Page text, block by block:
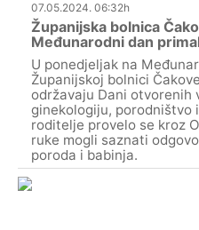
07.05.2024. 06:32h
Županijska bolnica
Međunarodni dan
U ponedjeljak na
Županijskoj bolnici
održavaju Dani otvorenih
ginekologiju, porodništvo
roditelje provelo se kroz
ruke mogli saznati
poroda i babinja.